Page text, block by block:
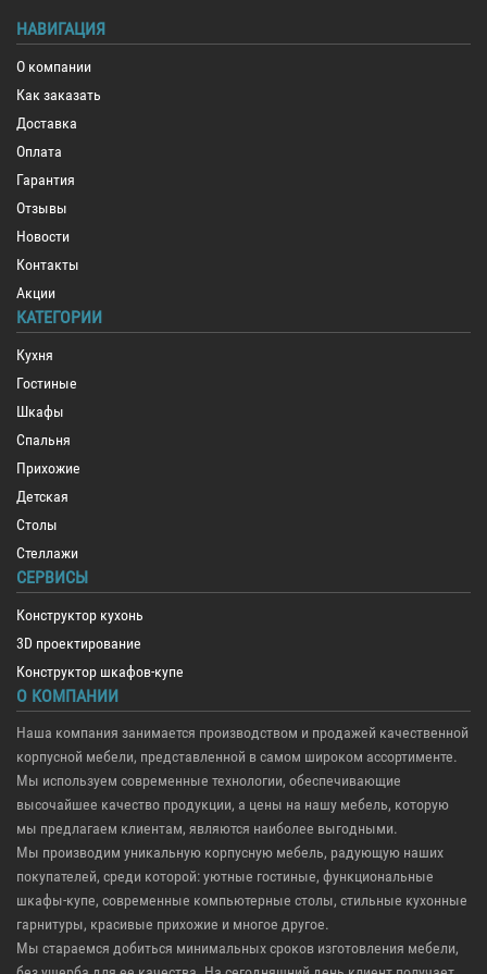
НАВИГАЦИЯ
О компании
Как заказать
Доставка
Оплата
Гарантия
Отзывы
Новости
Контакты
Акции
КАТЕГОРИИ
Кухня
Гостиные
Шкафы
Спальня
Прихожие
Детская
Столы
Стеллажи
СЕРВИСЫ
Конструктор кухонь
3D проектирование
Конструктор шкафов-купе
О КОМПАНИИ
Наша компания занимается производством и продажей качественной
корпусной мебели, представленной в самом широком ассортименте.
Мы используем современные технологии, обеспечивающие
высочайшее качество продукции, а цены на нашу мебель, которую
мы предлагаем клиентам, являются наиболее выгодными.
Мы производим уникальную корпусную мебель, радующую наших
покупателей, среди которой: уютные гостиные, функциональные
шкафы-купе, современные компьютерные столы, стильные кухонные
гарнитуры, красивые прихожие и многое другое.
Мы стараемся добиться минимальных сроков изготовления мебели,